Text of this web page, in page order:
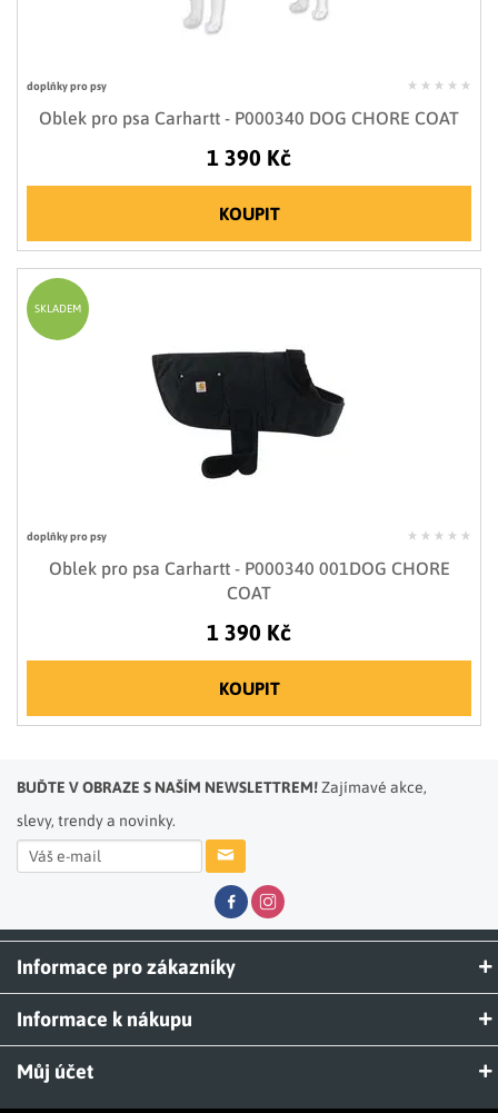
doplňky pro psy
Oblek pro psa Carhartt - P000340 DOG CHORE COAT
1 390 Kč
KOUPIT
doplňky pro psy
Oblek pro psa Carhartt - P000340 001DOG CHORE
COAT
1 390 Kč
KOUPIT
SKLADEM
BUĎTE V OBRAZE S NAŠÍM NEWSLETTREM!Zajímavé akce,
slevy, trendy a novinky.
Informace pro zákazníky
Informace k nákupu
Můj účet